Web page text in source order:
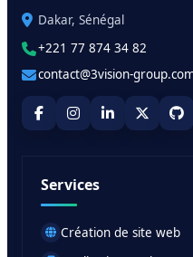
Dakar, Sénégal
+221 77 874 34 82
contact@3vision-
Services
Création de site web